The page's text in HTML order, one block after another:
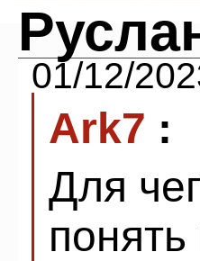
01/12/
Ark7 :
Для